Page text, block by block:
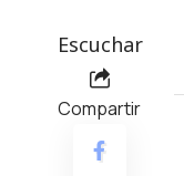
Escuchar
Compartir